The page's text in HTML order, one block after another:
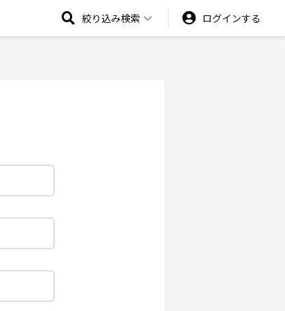
絞り込み検索 ログインする